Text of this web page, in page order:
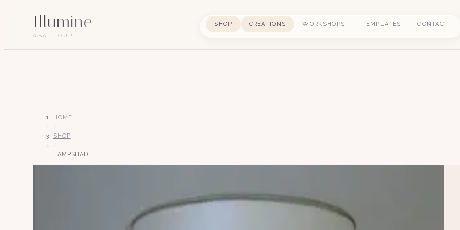
Illumine
ABAT-JOUR
SHOP CREATIONS WORKSHOPS TEMPLATES CONTACT
HOME
SHOP
LAMPSHADE